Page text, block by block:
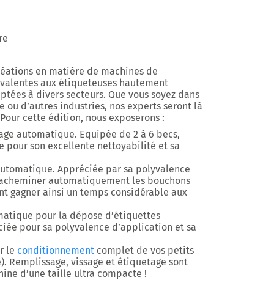
en matière de machines de
aux étiqueteuses hautement
à divers secteurs. Que vous soyez dans
d’autres industries, nos experts seront là
cette édition, nous exposerons :
automatique. Equipée de 2 à 6 becs,
pour son excellente nettoyabilité et sa
Appréciée par sa polyvalence
automatiquement les bouchons
gagner ainsi un temps considérable aux
pour la dépose d’étiquettes
pour sa polyvalence d’application et sa
le conditionnement complet de vos petits
Remplissage, vissage et étiquetage sont
d’une taille ultra compacte !